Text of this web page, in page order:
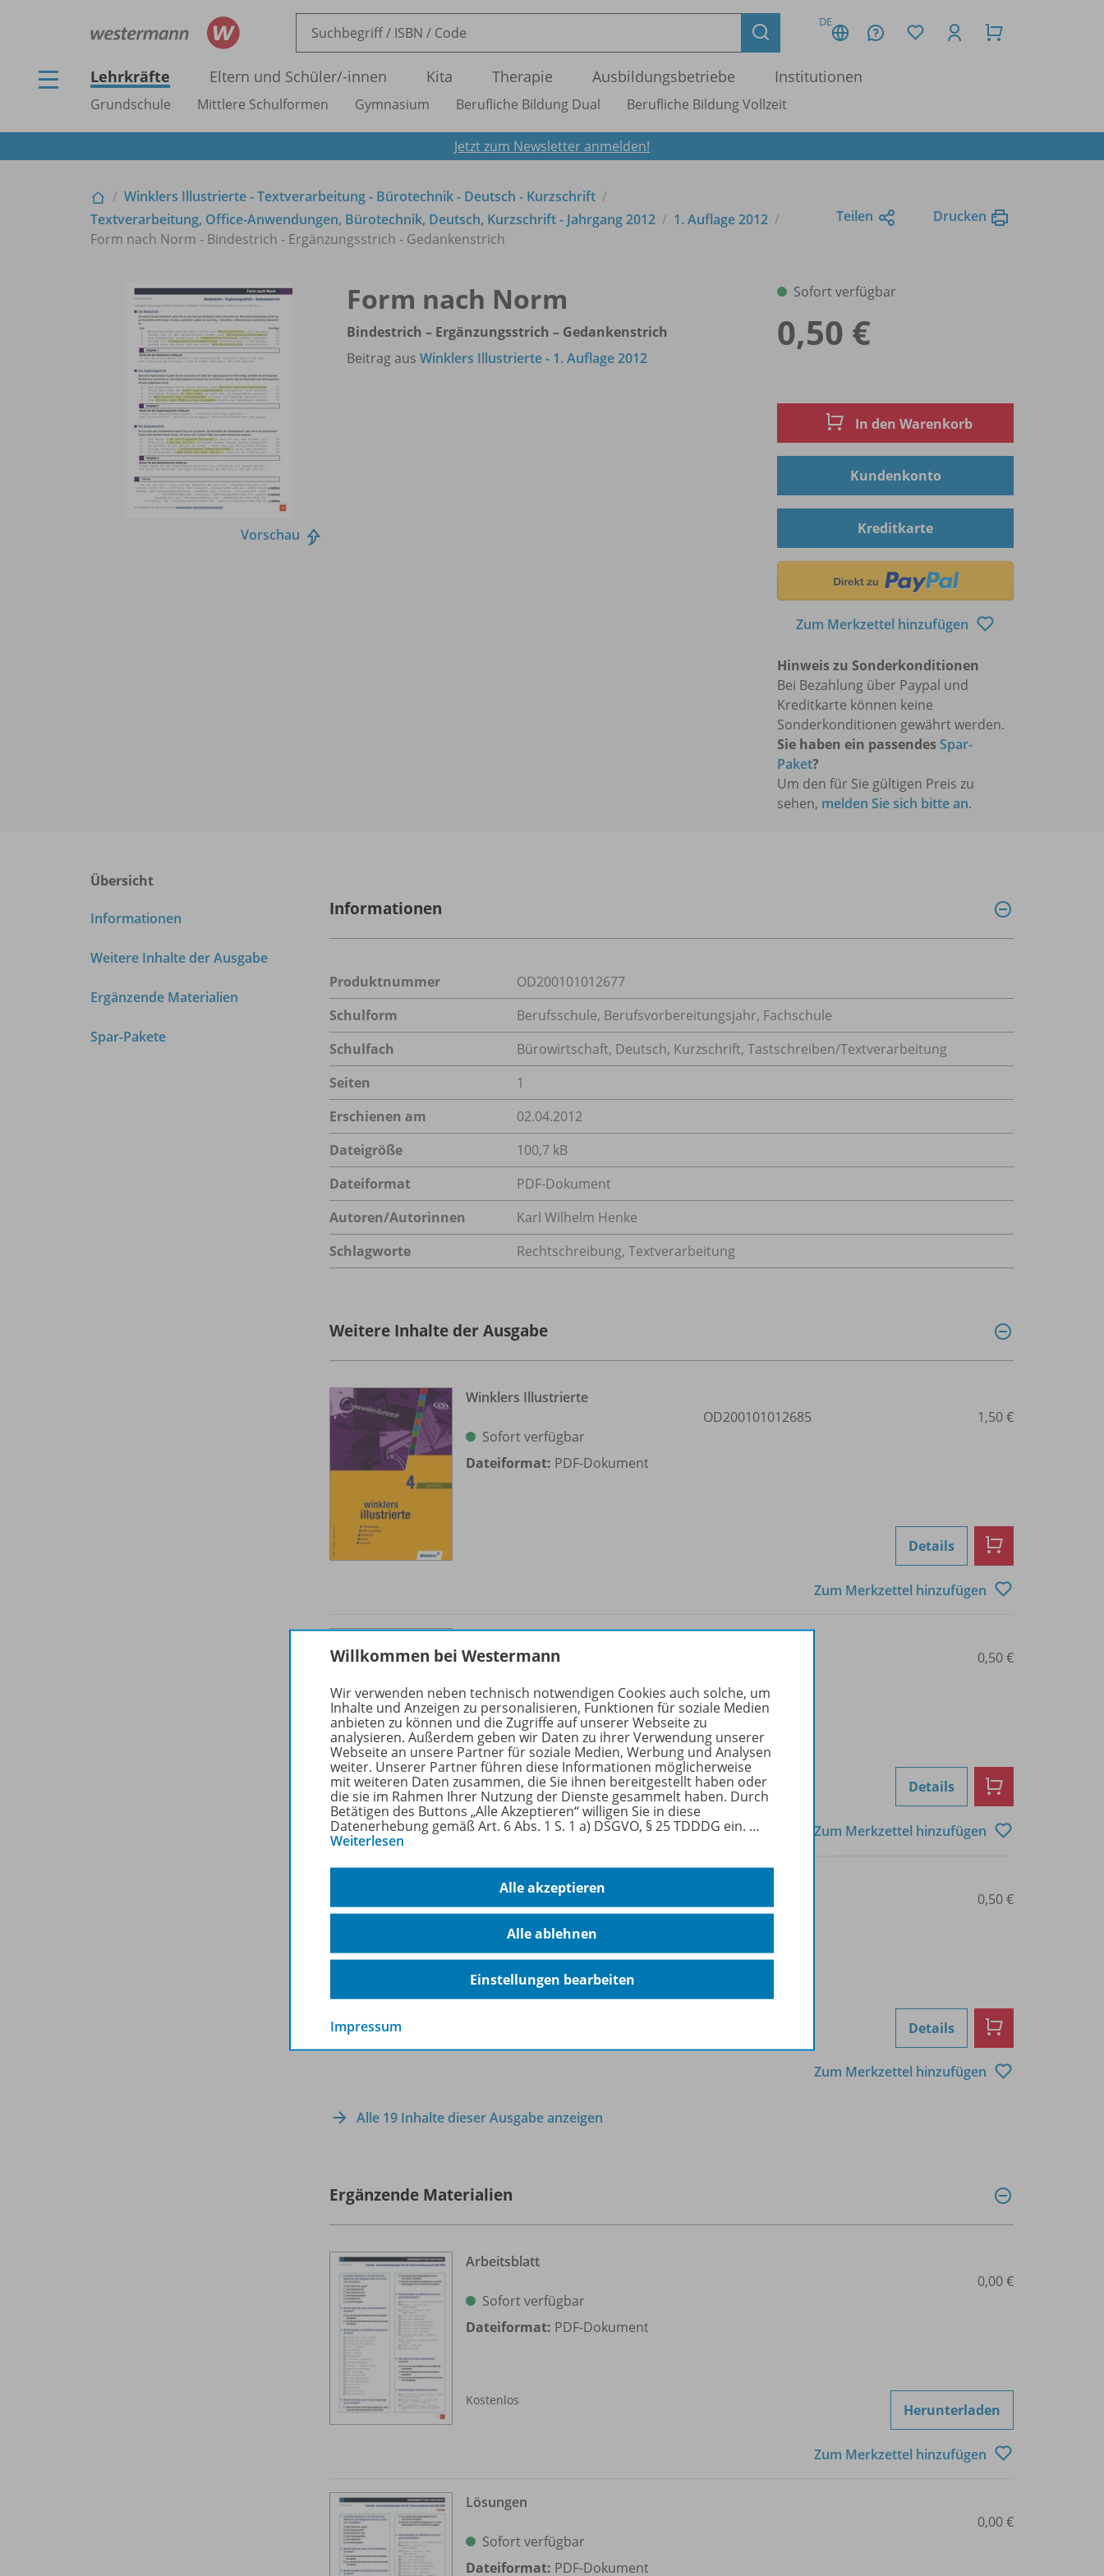
DE
Lehrkräfte Eltern und Schüler/-innen Kita Therapie Ausbildungsbetriebe Institutionen
Grundschule Mittlere Schulformen Gymnasium Berufliche Bildung Dual Berufliche Bildung Vollzeit
Jetzt zum Newsletter anmelden!
Winklers Illustrierte - Textverarbeitung - Bürotechnik - Deutsch - Kurzschrift
Textverarbeitung, Office-Anwendungen, Bürotechnik, Deutsch, Kurzschrift - Jahrgang 2012
1. Auflage 2012
Form nach Norm - Bindestrich - Ergänzungsstrich - Gedankenstrich
Teilen Drucken
Vorschau
Form nach Norm
Bindestrich – Ergänzungsstrich – Gedankenstrich
Beitrag aus Winklers Illustrierte - 1. Auflage 2012
Sofort verfügbar
0,50 €
In den Warenkorb
Kundenkonto
Kreditkarte
Zum Merkzettel hinzufügen
Hinweis zu Sonderkonditionen
Bei Bezahlung über Paypal und
Kreditkarte können keine
Sonderkonditionen gewährt werden.
Sie haben ein passendesSpar-
Paket?
Um den für Sie gültigen Preis zu
sehen, melden Sie sich bitte an.
Übersicht
Informationen
Weitere Inhalte der Ausgabe
Ergänzende Materialien
Spar-Pakete
Informationen
Produktnummer
OD200101012677
Schulform
Berufsschule, Berufsvorbereitungsjahr, Fachschule
Schulfach
Bürowirtschaft, Deutsch, Kurzschrift, Tastschreiben/Textverarbeitung
Seiten
1
Erschienen am
02.04.2012
Dateigröße
100,7 kB
Dateiformat
PDF-Dokument
Autoren/Autorinnen
Karl Wilhelm Henke
Schlagworte
Rechtschreibung, Textverarbeitung
Weitere Inhalte der Ausgabe
Winklers Illustrierte
Sofort verfügbar
Dateiformat: PDF-Dokument
OD200101012685 1,50 €
Details
Zum Merkzettel hinzufügen
Arbeiten mit Textfeldern
Sofort verfügbar
Dateiformat:PDF-Dokument
0,50 €
Details
Zum Merkzettel hinzufügen
Textverarbeitung mit Word 2003
Textrahmen
Sofort verfügbar
Dateiformat:PDF-Dokument
0,50 €
Details
Zum Merkzettel hinzufügen
Alle 19 Inhalte dieser Ausgabe anzeigen
Ergänzende Materialien
Arbeitsblatt
Sofort verfügbar
Dateiformat: PDF-Dokument
Kostenlos
0,00 €
Herunterladen
Zum Merkzettel hinzufügen
Lösungen
Sofort verfügbar
Dateiformat: PDF-Dokument
0,00 €
Willkommen bei Westermann
Wir verwenden neben technisch notwendigen Cookies auch solche, um
Inhalte und Anzeigen zu personalisieren, Funktionen für soziale Medien
anbieten zu können und die Zugriffe auf unserer Webseite zu
analysieren. Außerdem geben wir Daten zu ihrer Verwendung unserer
Webseite an unsere Partner für soziale Medien, Werbung und Analysen
weiter. Unserer Partner führen diese Informationen möglicherweise
mit weiteren Daten zusammen, die Sie ihnen bereitgestellt haben oder
die sie im Rahmen Ihrer Nutzung der Dienste gesammelt haben. Durch
Betätigen des Buttons „Alle Akzeptieren“ willigen Sie in diese
Datenerhebung gemäß Art. 6 Abs. 1 S. 1 a) DSGVO, § 25 TDDDG ein. …
Weiterlesen
Alle akzeptieren
Alle ablehnen
Einstellungen bearbeiten
Impressum